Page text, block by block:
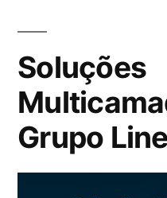
Soluções
Grupo Line